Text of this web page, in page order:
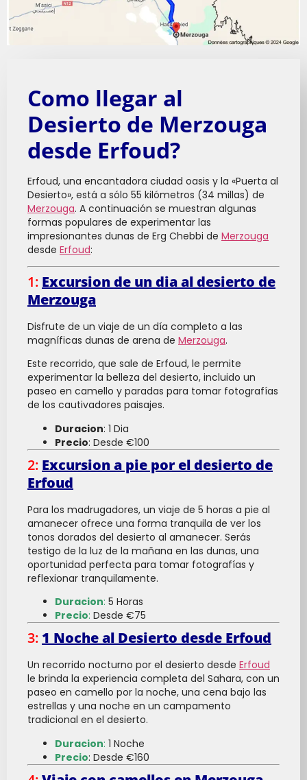
Como llegar al
Desierto de Merzouga
desde Erfoud?
Erfoud, una encantadora ciudad oasis y la «Puerta al
Desierto», está a sólo 55 kilómetros (34 millas) de
Merzouga. A continuación se muestran algunas
formas populares de experimentar las
impresionantes dunas de Erg Chebbi de Merzouga
desde Erfoud:
1: Excursion de un dia al desierto de
Merzouga
Disfrute de un viaje de un día completo a las
magníficas dunas de arena de Merzouga.
Este recorrido, que sale de Erfoud, le permite
experimentar la belleza del desierto, incluido un
paseo en camello y paradas para tomar fotografías
de los cautivadores paisajes.
Duracion: 1 Dia
Precio: Desde €100
2: Excursion a pie por el desierto de
Erfoud
Para los madrugadores, un viaje de 5 horas a pie al
amanecer ofrece una forma tranquila de ver los
tonos dorados del desierto al amanecer. Serás
testigo de la luz de la mañana en las dunas, una
oportunidad perfecta para tomar fotografías y
reflexionar tranquilamente.
Duracion: 5 Horas
Precio: Desde €75
3: 1 Noche al Desierto desde Erfoud
Un recorrido nocturno por el desierto desde Erfoud
le brinda la experiencia completa del Sahara, con un
paseo en camello por la noche, una cena bajo las
estrellas y una noche en un campamento
tradicional en el desierto.
Duracion: 1 Noche
Precio: Desde €160